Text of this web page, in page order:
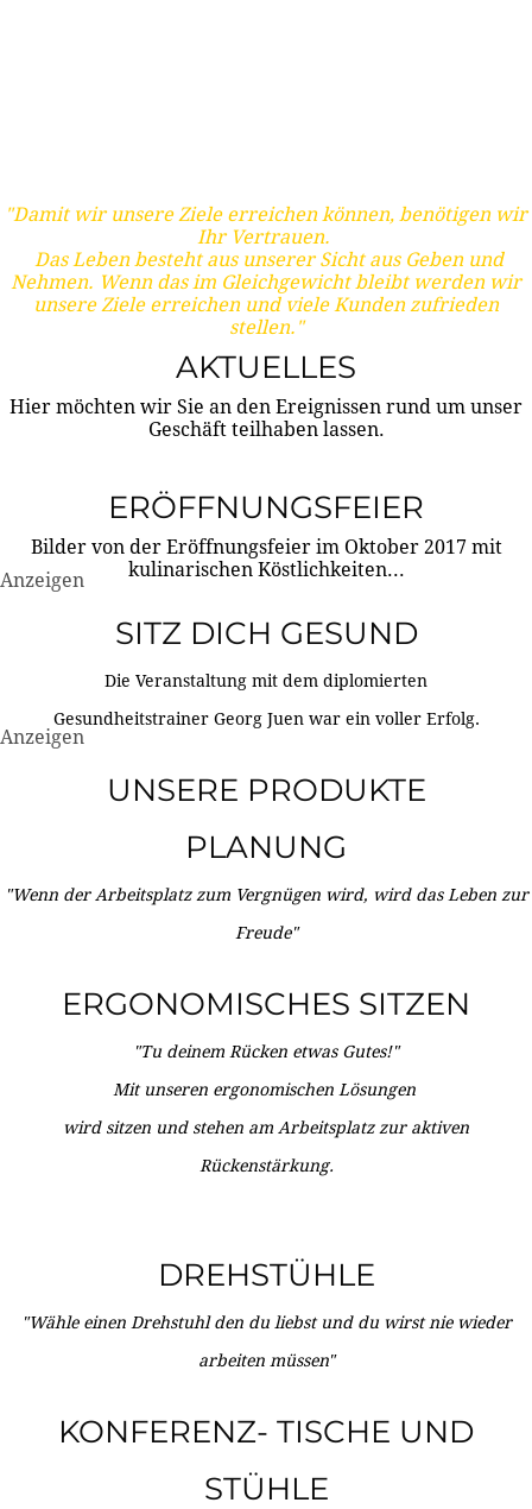
"Damit wir unsere Ziele erreichen können, benötigen wir
Ihr Vertrauen.
Das Leben besteht aus unserer Sicht aus Geben und
Nehmen. Wenn das im Gleichgewicht bleibt werden wir
unsere Ziele erreichen und viele Kunden zufrieden
stellen."
AKTUELLES
Hier möchten wir Sie an den Ereignissen rund um unser
Geschäft teilhaben lassen.
ERÖFFNUNGSFEIER
Bilder von der Eröffnungsfeier im Oktober 2017 mit
kulinarischen Köstlichkeiten...
Anzeigen
SITZ DICH GESUND
Die Veranstaltung mit dem diplomierten
Gesundheitstrainer Georg Juen war ein voller Erfolg.
Anzeigen
UNSERE PRODUKTE
PLANUNG
"Wenn der Arbeitsplatz zum Vergnügen wird, wird das Leben zur
Freude"
ERGONOMISCHES SITZEN
"Tu deinem Rücken etwas Gutes!"
Mit unseren ergonomischen Lösungen
wird sitzen und stehen am Arbeitsplatz zur aktiven
Rückenstärkung.
DREHSTÜHLE
"Wähle einen Drehstuhl den du liebst und du wirst nie wieder
arbeiten müssen"
KONFERENZ- TISCHE UND
STÜHLE